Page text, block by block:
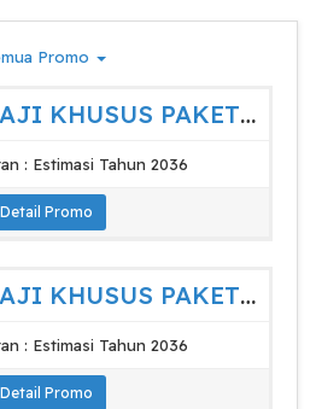
Promo
[Paket Haji] HAJI KHUSUS PAKET RAUDHA
: Estimasi Tahun 2036
Detail Promo
[Paket Haji] HAJI KHUSUS PAKET MARWAH
: Estimasi Tahun 2036
Detail Promo